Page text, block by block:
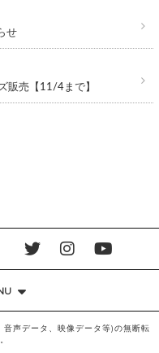
せ
販売【11/4まで】
声データ、映像データ等)の無断転